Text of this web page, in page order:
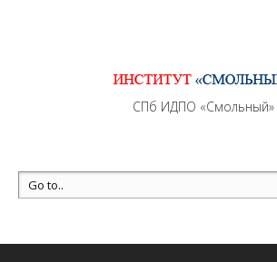
перерывов в рабочие дни с 9:00 до
MAX +7 (981) 190-30-30
mail@institutsmolnyj.ru
СПб ИДПО «Смольный»